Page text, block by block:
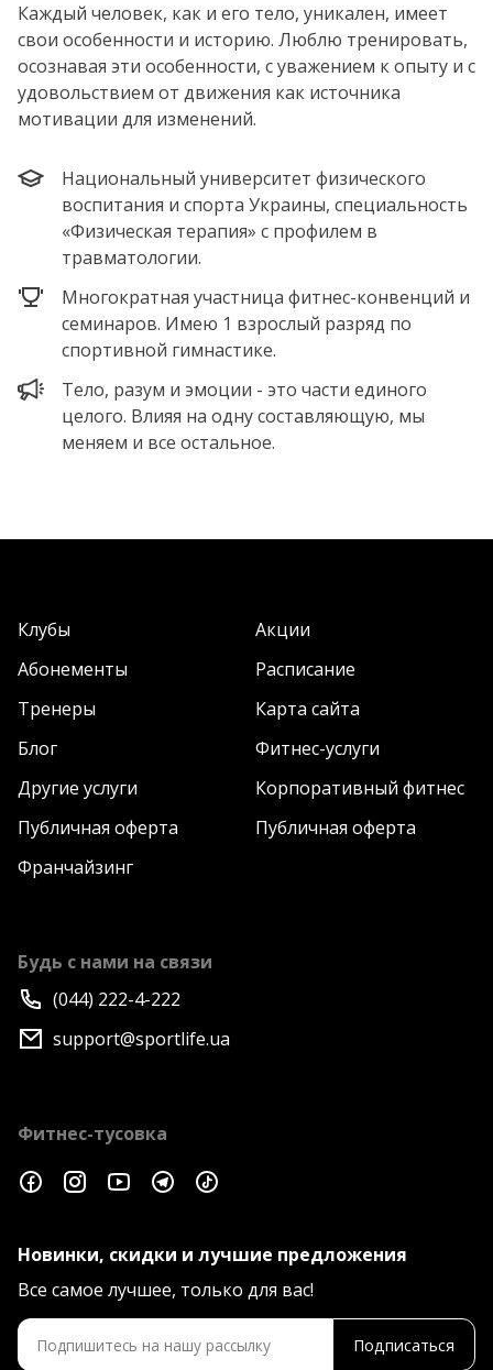
Каждый человек, как и его тело, уникален, имеет
свои особенности и историю. Люблю тренировать,
осознавая эти особенности, с уважением к опыту и с
удовольствием от движения как источника
мотивации для изменений.
Национальный университет физического
воспитания и спорта Украины, специальность
«Физическая терапия» с профилем в
травматологии.
Многократная участница фитнес-конвенций и
семинаров. Имею 1 взрослый разряд по
спортивной гимнастике.
Тело, разум и эмоции - это части единого
целого. Влияя на одну составляющую, мы
меняем и все остальное.
Клубы
Акции
Абонементы
Расписание
Тренеры
Карта сайта
Блог
Фитнес-услуги
Другие услуги
Корпоративный фитнес
Публичная оферта
Публичная оферта
Франчайзинг
Будь с нами на связи
(044) 222-4-222
support@sportlife.ua
Фитнес-тусовка
Новинки, скидки и лучшие предложения
Все самое лучшее, только для вас!
Подписаться